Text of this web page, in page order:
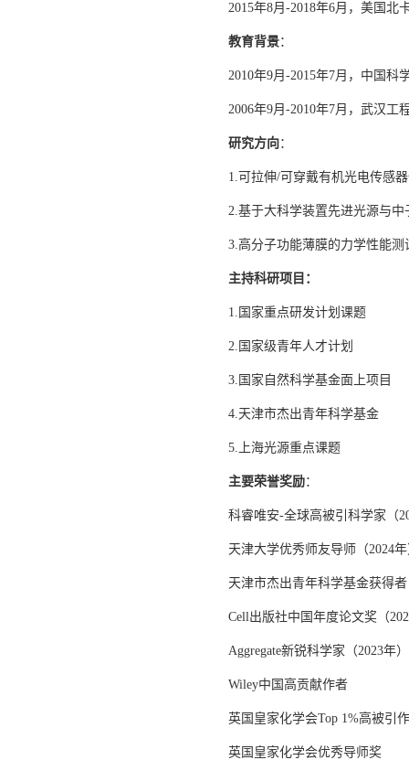
2015年8月-2018年6月，美国北
教育背景：
2010年9月-2015年7月，中国
2006年9月-2010年7月，武汉
研究方向 ：
1.可拉伸/可穿戴有机光电传感
2.基于大科学装置先进光源与
3.高分子功能薄膜的力学性能
主持科研项目：
1.国家重点研发计划课题
2.国家级青年人才计划
3.国家自然科学基金面上项目
4.天津市杰出青年科学基金
5.上海光源重点课题
主要荣誉奖励：
科睿唯安-全球高被引科学家（
天津大学优秀师友导师（2024
天津市杰出青年科学基金获得者
Cell出版社中国年度论文奖（
Aggregate新锐科学家（2023年）
Wiley中国高贡献作者
英国皇家化学会Top 1%高被引
英国皇家化学会优秀导师奖